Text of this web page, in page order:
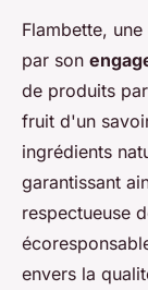
Flambette,
par son
de produits
fruit d'un
ingrédients
garantissant
respectueuse
envers la